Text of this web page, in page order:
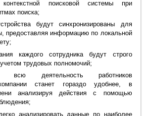
контекстной поисковой системы при
поиска;
будут синхронизированы для
предоставляя информацию по локальной
каждого сотрудника будут строго
трудовых полномочий;
всю деятельность работников
станет гораздо удобнее, в
анализируя действия с помощью
анализировать данные по наиболее